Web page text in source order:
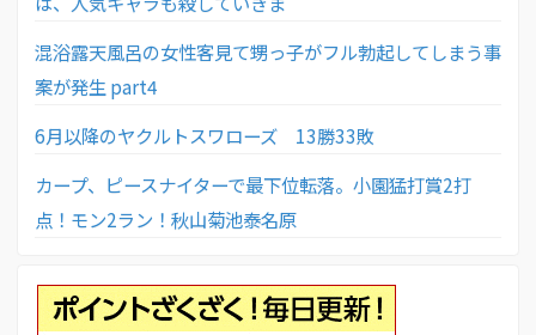
混浴露天風呂の女性客見て甥っ子がフル勃起してしまう事
案が発生 part4
6月以降のヤクルトスワローズ 13勝33敗
カープ、ピースナイターで最下位転落。小園猛打賞2打
点！モン2ラン！秋山菊池泰名原